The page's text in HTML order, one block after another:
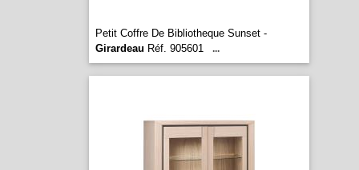
Petit Coffre De Bibliotheque Sunset -
Girardeau Réf. 905601 ...